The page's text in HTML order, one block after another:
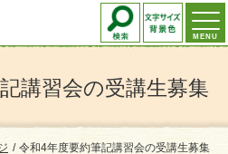
MENU
講習会の受講生募集
令和4年度要約筆記講習会の受講生募集